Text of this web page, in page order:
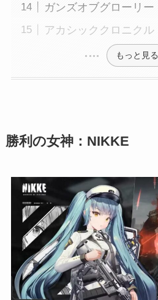
ガンズオブグローリー
アカシッククロニクル
もっと見る
勝利の女神：NIKKE